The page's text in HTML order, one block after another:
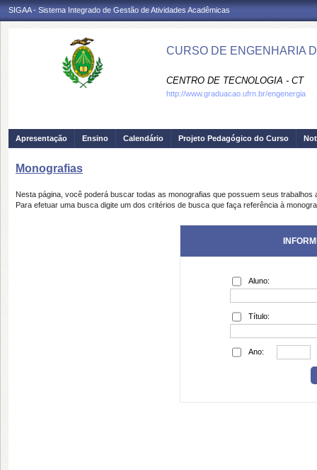
SIGAA - Sistema Integrado de Gestão de Atividades Acadêmicas
CURSO DE ENGENHARIA
CENTRO DE TECNOLOGIA - CT
http://www.graduacao.ufrn.br/engenergia
Apresentação Ensino Calendário Projeto Pedagógico do Curso
Monografias
Nesta página, você poderá buscar todas as monografias que possuem seus trabalhos
Para efetuar uma busca digite um dos critérios de busca que faça referência à
Aluno:
Título:
Ano: